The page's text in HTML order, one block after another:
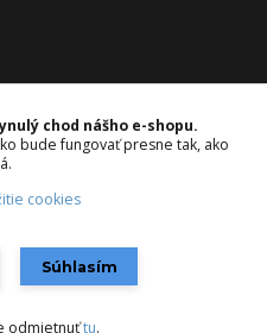
chod nášho e-shopu.
bude fungovať presne tak, ako
cookies
Súhlasím
odmietnuťtu.